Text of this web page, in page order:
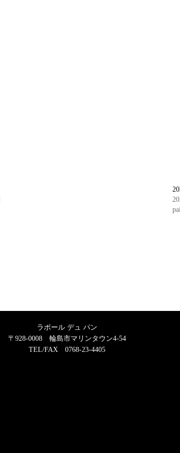
ラポール デュ パン
〒928-0008 輪島市マリンタウン4-54
TEL/FAX 0768-23-4405